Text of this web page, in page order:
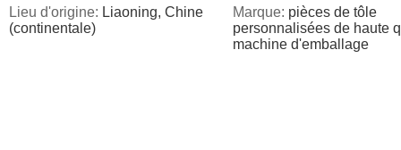
Lieu d'origine: Liaoning, Chine
(continentale)
Marque: pièces de tôle
personnalisées de haute
machine d'emballage